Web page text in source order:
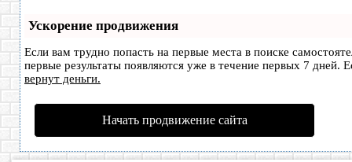
Ускорение продвижения
Если вам трудно попасть на первые места в поиске
первые результаты появляются уже в течение первых 7 дней.
вернут деньги.
Начать продвижение сайта